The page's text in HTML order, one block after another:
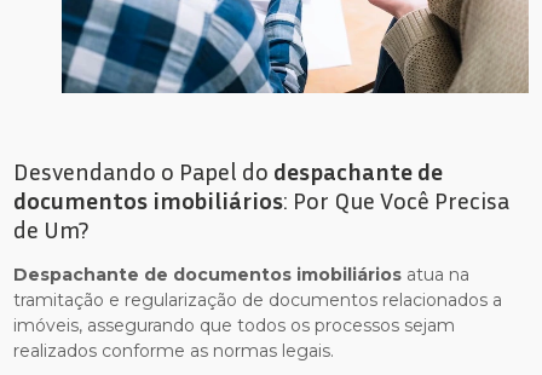
Desvendando o Papel do despachante de
documentos imobiliários: Por Que Você Precisa
de Um?
Despachante de documentos imobiliários atua na
tramitação e regularização de documentos relacionados a
imóveis, assegurando que todos os processos sejam
realizados conforme as normas legais.